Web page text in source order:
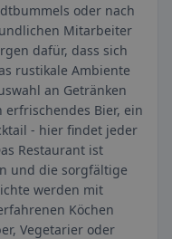
oder nach
Mitarbeiter
dafür, dass sich
rustikale Ambiente
an Getränken
erfrischendes Bier, ein
- hier findet jeder
Restaurant ist
und die sorgfältige
werden mit
Köchen
Vegetarier oder